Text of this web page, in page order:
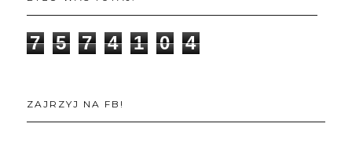
7 5 7 4 1 0 4
ZAJRZYJ NA FB!